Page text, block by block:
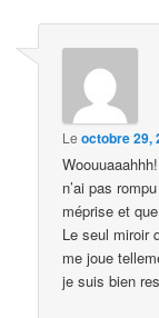
Leoctobre 29,
n’ai pas
méprise et
Le seul miroir
me joue
je suis bien